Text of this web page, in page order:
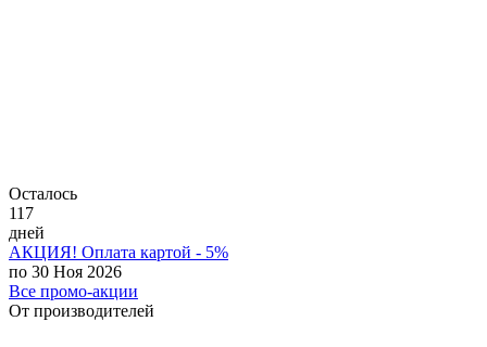
Осталось
117
дней
АКЦИЯ! Оплата картой - 5%
по 30 Ноя 2026
Все промо-акции
От производителей